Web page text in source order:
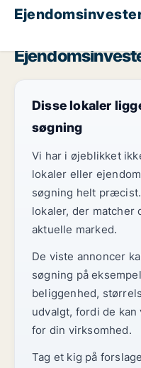
Disse lokaler
søgning
Vi har i øjeblikket
lokaler eller
søgning helt
lokaler, der matcher
aktuelle marked.
De viste annoncer
søgning på
beliggenhed,
udvalgt, fordi de
for din virksomhed.
Tag et kig på